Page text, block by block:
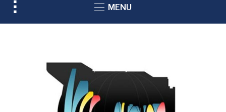
TOGGLE
SIDEBAR
MENU